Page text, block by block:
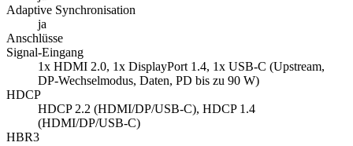
Adaptive Synchronisation
ja
Anschlüsse
Signal-Eingang
1x HDMI 2.0, 1x DisplayPort 1.4, 1x USB-C (Upstream,
DP-Wechselmodus, Daten, PD bis zu 90 W)
HDCP
HDCP 2.2 (HDMI/DP/USB-C), HDCP 1.4
(HDMI/DP/USB-C)
HBR3